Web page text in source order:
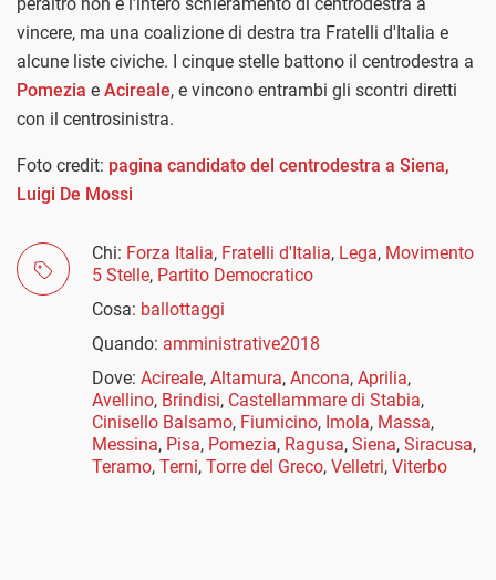
vincere, ma una coalizione di destra tra Fratelli d'Italia e
alcune liste civiche. I cinque stelle battono il centrodestra a
Pomezia e Acireale, e vincono entrambi gli scontri diretti
con il centrosinistra.
Foto credit: pagina candidato del centrodestra a Siena,
Luigi De Mossi
Chi: Forza Italia, Fratelli d'Italia, Lega, Movimento
5 Stelle, Partito Democratico
Cosa: ballottaggi
Quando: amministrative2018
Dove: Acireale, Altamura, Ancona, Aprilia,
Avellino, Brindisi, Castellammare di Stabia,
Cinisello Balsamo, Fiumicino, Imola, Massa,
Messina, Pisa, Pomezia, Ragusa, Siena, Siracusa,
Teramo, Terni, Torre del Greco, Velletri, Viterbo